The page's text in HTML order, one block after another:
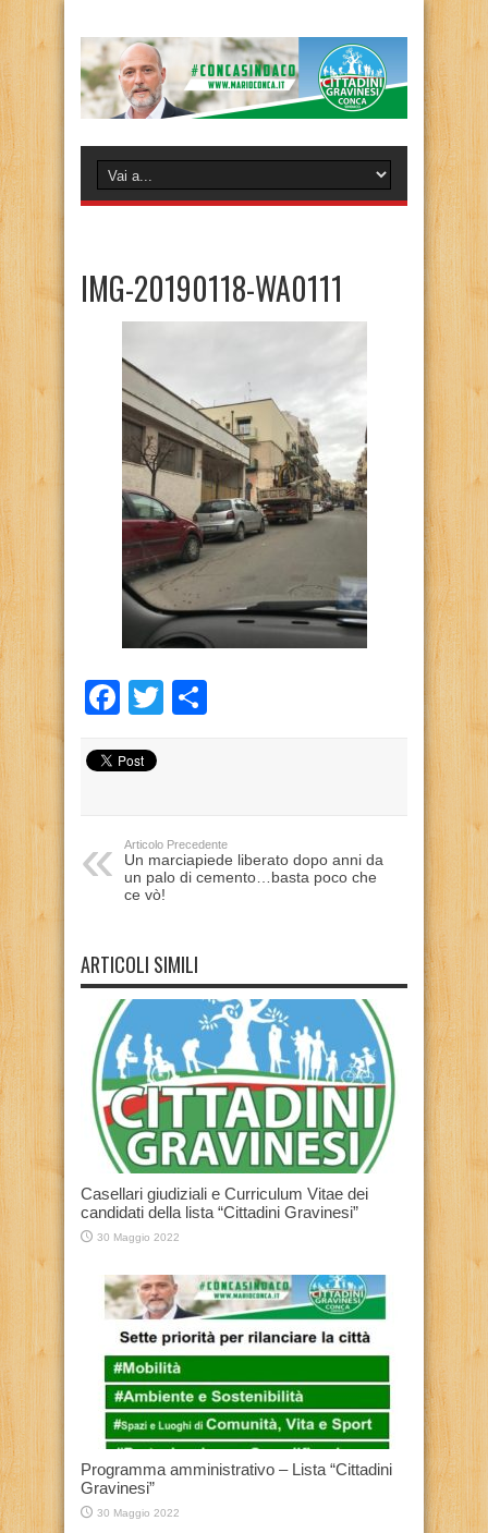
IMG-20190118-WA0111
Facebook
Twitter
Articolo Precedente
Un marciapiede liberato dopo anni da
un palo di cemento…basta poco che
ce vò!
ARTICOLI SIMILI
Casellari giudiziali e Curriculum Vitae dei
candidati della lista “Cittadini Gravinesi”
30 Maggio 2022
Programma amministrativo – Lista “Cittadini
Gravinesi”
30 Maggio 2022